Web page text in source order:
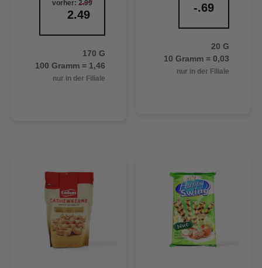
vorher: 2.99
2.49
170 G
100 Gramm = 1,46
nur in der Filiale
-.69
20 G
10 Gramm = 0,03
nur in der Filiale